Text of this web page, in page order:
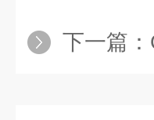
下一篇：